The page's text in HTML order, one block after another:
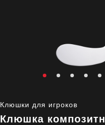
Клюшки для игроков
Клюшка